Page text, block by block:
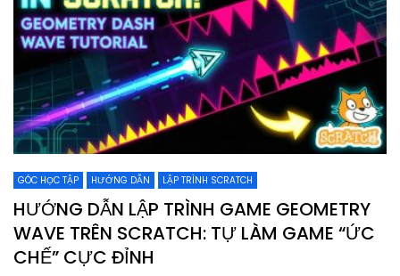
GÓC HỌC TẬP HƯỚNG DẪN LẬP TRÌNH SCRATCH
HƯỚNG DẪN LẬP TRÌNH GAME GEOMETRY
WAVE TRÊN SCRATCH: TỰ LÀM GAME “ỨC
CHẾ” CỰC ĐỈNH